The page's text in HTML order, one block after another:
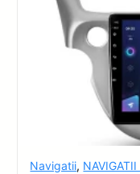
Navigatii,